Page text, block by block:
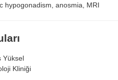
hypogonadism, anosmia, MRI
Yüksel
Kliniği